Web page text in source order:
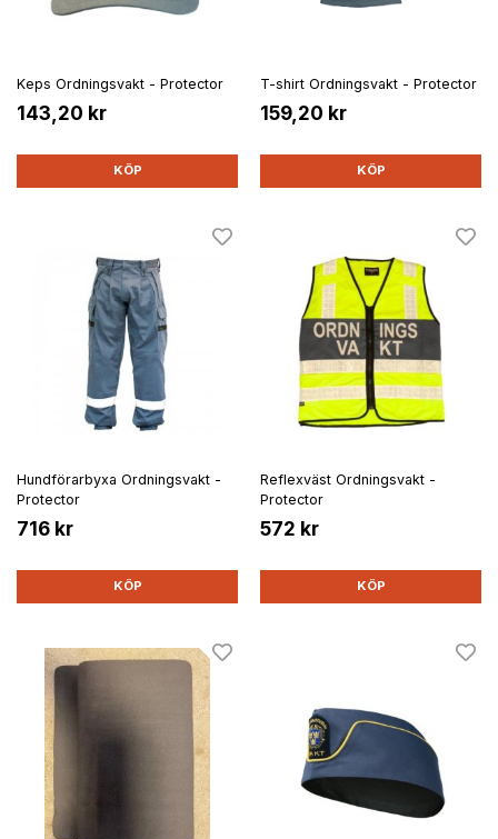
Keps Ordningsvakt - Protector
143,20 kr
KÖP
T-shirt Ordningsvakt - Protector
159,20 kr
KÖP
Hundförarbyxa Ordningsvakt -
Protector
716 kr
KÖP
Reflexväst Ordningsvakt -
Protector
572 kr
KÖP